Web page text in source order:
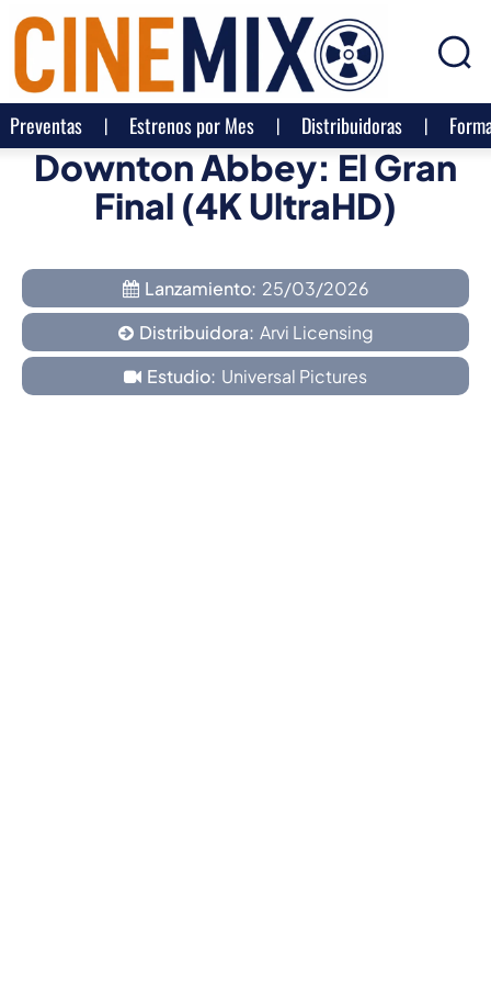
Preventas Estrenos por Mes Distribuidoras
Downton Abbey: El Gran
Final (4K UltraHD)
Lanzamiento: 25/03/2026
Distribuidora: Arvi Licensing
Estudio: Universal Pictures